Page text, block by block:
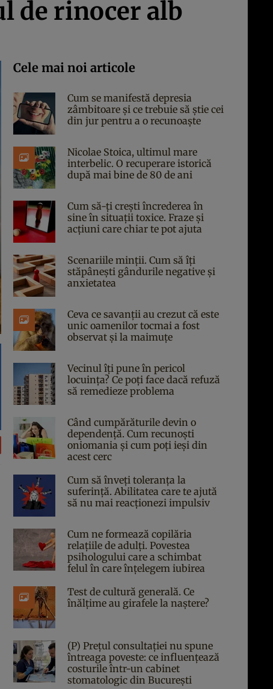
de rinocer alb
Cele mai noi articole
Cum se manifestă depresia
zâmbitoare și ce trebuie să știe cei
din jur pentru a o recunoaște
Nicolae Stoica, ultimul mare
interbelic. O recuperare istorică
după mai bine de 80 de ani
Cum să-ți crești încrederea în
sine în situații toxice. Fraze și
acțiuni care chiar te pot ajuta
Scenariile minții. Cum să îți
stăpânești gândurile negative și
anxietatea
Ceva ce savanții au crezut că este
unic oamenilor tocmai a fost
observat și la maimuțe
Vecinul îți pune în pericol
locuința? Ce poți face dacă refuză
să remedieze problema
Când cumpărăturile devin o
dependență. Cum recunoști
oniomania și cum poți ieși din
acest cerc
Cum să înveți toleranța la
suferință. Abilitatea care te ajută
să nu mai reacționezi impulsiv
Cum ne formează copilăria
relațiile de adulți. Povestea
psihologului care a schimbat
felul în care înțelegem iubirea
Test de cultură generală. Ce
înălțime au girafele la naștere?
(P) Prețul consultației nu spune
întreaga poveste: ce influențează
costurile într-un cabinet
stomatologic din București